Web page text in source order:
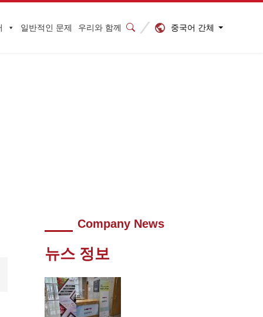
일반적인 문제 우리와 함께 중국어 간체
Company News
뉴스 정보